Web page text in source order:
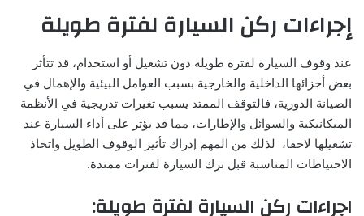
إجراءات ركن السيارة لفترة طويلة
عند وقوف السيارة لفترة طويلة دون تشغيل أو استخدام، قد تتأثر
بعض أجزائها الداخلية والخارجية بسبب العوامل البيئية والإهمال في
الصيانة الدورية، فالتوقف الممتد يسبب تغيرات تدريجية في الأنظمة
الميكانيكية والسوائل والإطارات، مما قد يؤثر على أداء السيارة عند
تشغيلها لاحقا، لذلك من المهم إدراك تأثير الوقوف الطويل واتخاذ
الاحتياطات المناسبة قبل ترك السيارة لفترات ممتدة.
اجراءات ركن السيارة لفترة طويلة: